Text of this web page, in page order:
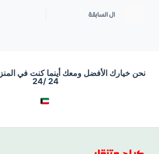
الالسابقة
نحن خيارك الأفضل ومعك أينما كنت في
24 /24